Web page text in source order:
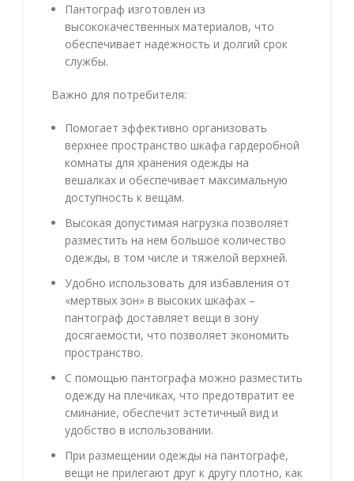
Пантограф изготовлен из
высококачественных материалов, что
обеспечивает надежность и долгий срок
службы.
Важно для потребителя:
Помогает эффективно организовать
верхнее пространство шкафа гардеробной
комнаты для хранения одежды на
вешалках и обеспечивает максимальную
доступность к вещам.
Высокая допустимая нагрузка позволяет
разместить на нем большое количество
одежды, в том числе и тяжелой верхней.
Удобно использовать для избавления от
«мертвых зон» в высоких шкафах –
пантограф доставляет вещи в зону
досягаемости, что позволяет экономить
пространство.
С помощью пантографа можно разместить
одежду на плечиках, что предотвратит ее
сминание, обеспечит эстетичный вид и
удобство в использовании.
При размещении одежды на пантографе,
вещи не прилегают друг к другу плотно, как